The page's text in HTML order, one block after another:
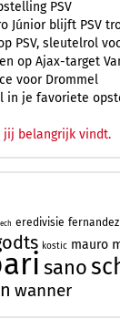
PSV
Júnior blijft PSV
PSV, sleutelrol
op Ajax-target
voor Drommel
in je favoriete
jij belangrijk vindt.
eredivisie fernandez
kostic mauro
sano
wanner